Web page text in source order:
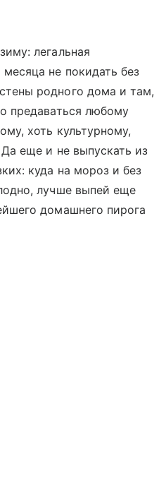
легальная
не покидать без
родного дома и там,
предаваться любому
хоть культурному,
еще и не выпускать из
куда на мороз и без
лучше выпей еще
домашнего пирога